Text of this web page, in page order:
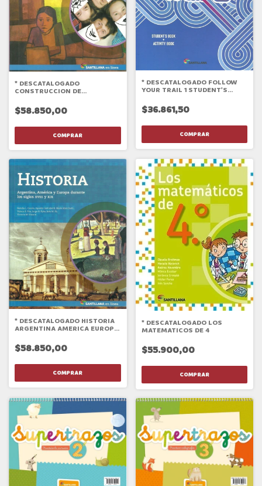
* DESCATALOGADO
CONSTRUCCION DE
$58.850,00
* DESCATALOGADO FOLLOW
YOUR TRAIL 1 STUDENT'S
$36.861,50
* DESCATALOGADO HISTORIA
ARGENTINA AMERICA EUROPA
(EN LINEA) 2016
$58.850,00
* DESCATALOGADO LOS
MATEMATICOS DE 4
$55.900,00